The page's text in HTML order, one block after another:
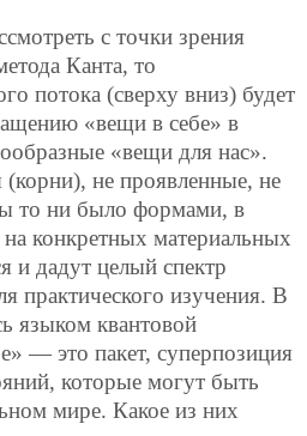
с точки зрения
Канта, то
потока (сверху вниз) будет
«вещи в себе» в
«вещи для нас».
(корни), не проявленные, не
то ни было формами, в
конкретных материальных
и дадут целый спектр
практического изучения. В
языком квантовой
— это пакет, суперпозиция
которые могут быть
мире. Какое из них